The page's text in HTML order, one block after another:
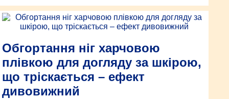
Обгортання ніг харчовою
плівкою для догляду за шкірою,
що тріскається – ефект
дивовижний